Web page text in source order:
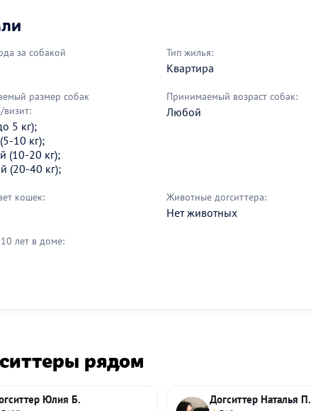
за собакой Тип жилья:
Квартира
размер собак
визит:
5 кг);
10 кг);
(10-20 кг);
(20-40 кг);
Принимаемый возраст собак:
Любой
кошек: Животные догситтера:
Нет животных
лет в доме:
рядом
Юлия Б. Догситтер Наталья П.